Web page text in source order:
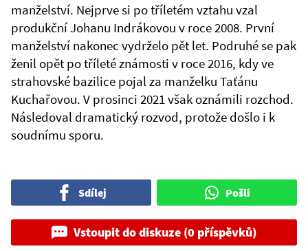
manželství. Nejprve si po tříletém vztahu vzal
produkční Johanu Indrákovou v roce 2008. První
manželství nakonec vydrželo pět let. Podruhé se pak
ženil opět po tříleté známosti v roce 2016, kdy ve
strahovské bazilice pojal za manželku Taťánu
Kuchařovou. V prosinci 2021 však oznámili rozchod.
Následoval dramatický rozvod, protože došlo i k
soudnímu sporu.
Sdílej Pošli
Vstoupit do diskuze (0 příspěvků)